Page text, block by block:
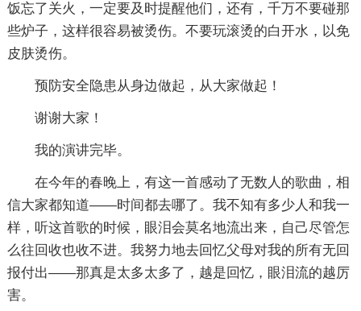
饭忘了关火，一定要及时提醒他们，还有，千万不要碰那
些炉子，这样很容易被烫伤。不要玩滚烫的白开水，以免
皮肤烫伤。
预防安全隐患从身边做起，从大家做起！
谢谢大家！
我的演讲完毕。
在今年的春晚上，有这一首感动了无数人的歌曲，相
信大家都知道——时间都去哪了。我不知有多少人和我一
样，听这首歌的时候，眼泪会莫名地流出来，自己尽管怎
么往回收也收不进。我努力地去回忆父母对我的所有无回
报付出——那真是太多太多了，越是回忆，眼泪流的越厉
害。